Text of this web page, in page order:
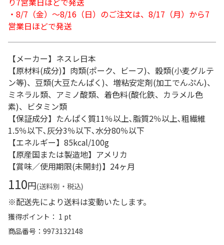
・8/7（金）～8/16（日）のご注文は、8/17（月）から7
営業日ほどで発送
【メーカー】ネスレ日本
【原材料(成分)】肉類(ポーク、ビーフ)、穀類(小麦グルテ
ン等)、豆類(大豆たんぱく)、増粘安定剤(加工でんぷん)、
ミネラル類、アミノ酸類、着色料(酸化鉄、カラメル色
素)、ビタミン類
【保証成分】たんぱく質11％以上､脂質2％以上､粗繊維
1.5％以下､灰分3％以下､水分80％以下
【エネルギー】85kcal/100g
【原産国または製造地】アメリカ
【賞味／使用期限(未開封)】24ヶ月
110円(送料別・税込)
※配送先により送料は変動いたします。
獲得ポイント： 1 pt
商品番号
9973132148